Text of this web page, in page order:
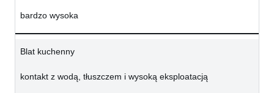
bardzo wysoka
Blat kuchenny
kontakt z wodą, tłuszczem i wysoką eksploatacją